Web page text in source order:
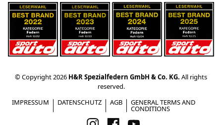
© Copyright 2026 H&R Spezialfedern GmbH & Co. KG. All rights
reserved.
IMPRESSUM
DATENSCHUTZ AGB GENERAL TERMS AND
CONDITIONS